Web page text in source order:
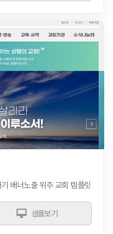
배너노출 위주 교회 템플릿
샘플보기